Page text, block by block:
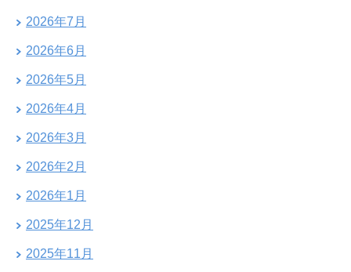
2026年7月
2026年6月
2026年5月
2026年4月
2026年3月
2026年2月
2026年1月
2025年12月
2025年11月